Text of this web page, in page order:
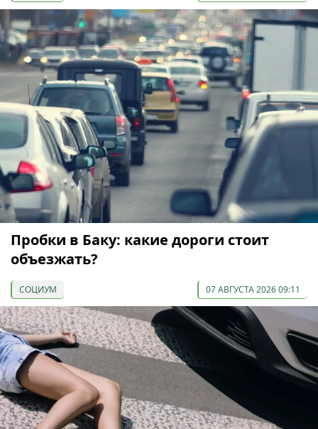
Пробки в Баку: какие дороги стоит
объезжать?
СОЦИУМ 07 АВГУСТА 2026 09:11